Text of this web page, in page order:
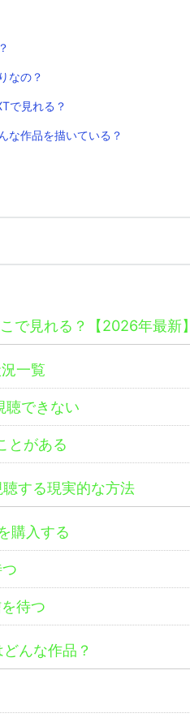
なの？
で見れる？
な作品を描いている？
で見れる？【2026年最新】
一覧
聴できない
とがある
する現実的な方法
購入する
待つ
んな作品？